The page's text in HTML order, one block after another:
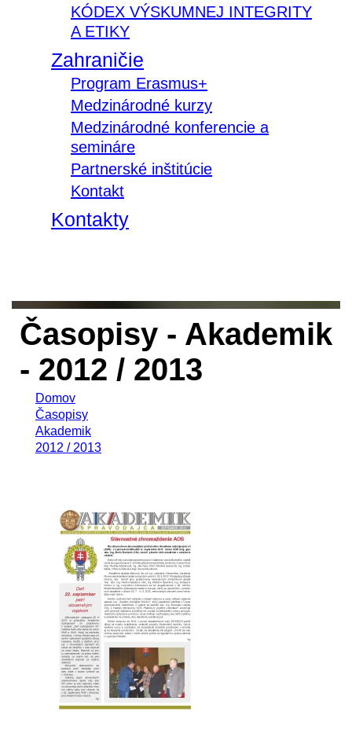
KÓDEX VÝSKUMNEJ INTEGRITY
A ETIKY
Zahraničie
Program Erasmus+
Medzinárodné kurzy
Medzinárodné konferencie a
semináre
Partnerské inštitúcie
Kontakt
Kontakty
Časopisy - Akademik
- 2012 / 2013
Domov
Časopisy
Akademik
2012 / 2013